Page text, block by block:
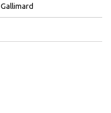
Gallimard